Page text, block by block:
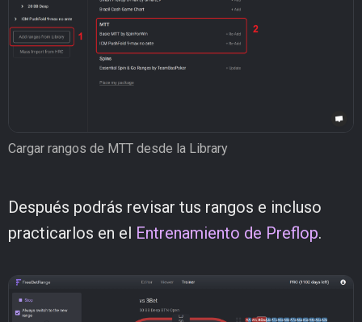
Cargar rangos de MTT desde la Library
Después podrás revisar tus rangos e incluso
practicarlos en el Entrenamiento de Preflop.